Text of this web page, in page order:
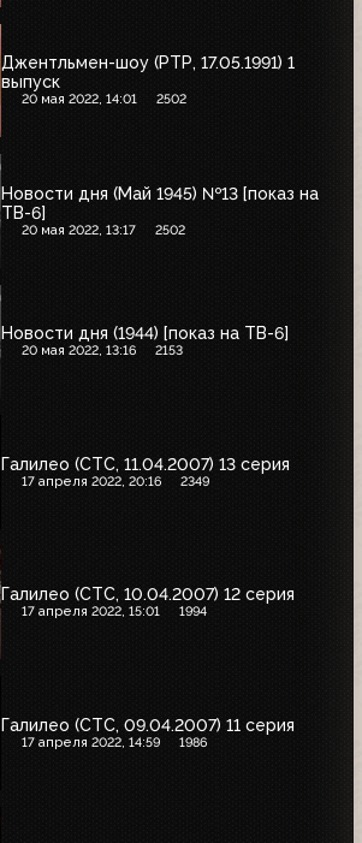
Джентльмен-шоу (РТР, 17.05.1991) 1
выпуск
20 мая 2022, 14:01 2502
Новости дня (Май 1945) №13 [показ на
ТВ-6]
20 мая 2022, 13:17 2502
Новости дня (1944) [показ на ТВ-6]
20 мая 2022, 13:16 2153
Галилео (СТС, 11.04.2007) 13 серия
17 апреля 2022, 20:16 2349
Галилео (СТС, 10.04.2007) 12 серия
17 апреля 2022, 15:01 1994
Галилео (СТС, 09.04.2007) 11 серия
17 апреля 2022, 14:59 1986